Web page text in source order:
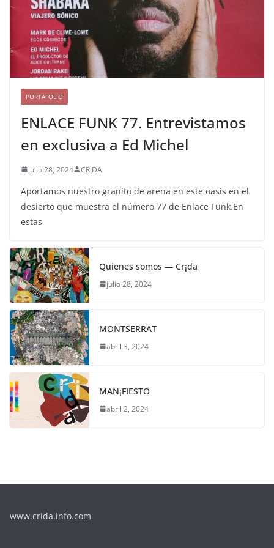
PORTAFOLIO
ENLACE FUNK 77. Entrevistamos
en exclusiva a Ed Michel
julio 28, 2024 CR¡DA
Aportamos nuestro granito de arena en este oasis en el
desierto que muestra el número 77 de Enlace Funk.En
estas
Quienes somos — Cr¡da
julio 28, 2024
MONTSERRAT
abril 3, 2024
MAN¡FIESTO
abril 2, 2024
www.crida.info.com